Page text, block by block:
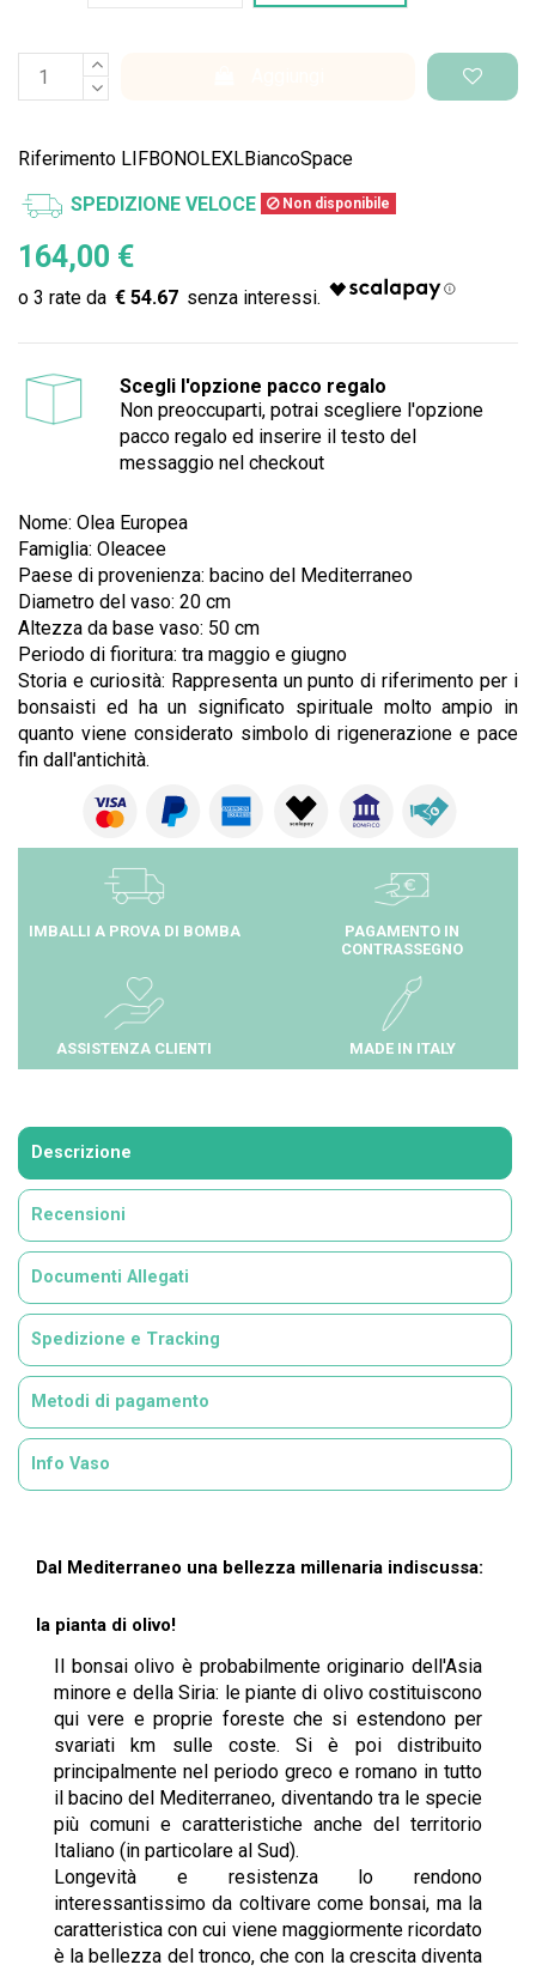
Riferimento LIFBONOLEXLBiancoSpace
SPEDIZIONE VELOCE Non disponibile
164,00 €
€ 54.67
Scegli l'opzione pacco regalo
Non preoccuparti, potrai scegliere l'opzione
pacco regalo ed inserire il testo del
messaggio nel checkout
Nome: Olea Europea
Famiglia: Oleacee
Paese di provenienza: bacino del Mediterraneo
Diametro del vaso: 20 cm
Altezza da base vaso: 50 cm
Periodo di fioritura: tra maggio e giugno
Storia e curiosità: Rappresenta un punto di riferimento per i
bonsaisti ed ha un significato spirituale molto ampio in
quanto viene considerato simbolo di rigenerazione e pace
fin dall'antichità.
IMBALLI A PROVA DI BOMBA
PAGAMENTO IN
CONTRASSEGNO
ASSISTENZA CLIENTI MADE IN ITALY
Descrizione
Recensioni
Documenti Allegati
Spedizione e Tracking
Metodi di pagamento
Info Vaso
Dal Mediterraneo una bellezza millenaria indiscussa:
la pianta di olivo!
Il bonsai olivo è probabilmente originario dell'Asia
minore e della Siria: le piante di olivo costituiscono
qui vere e proprie foreste che si estendono per
svariati km sulle coste. Si è poi distribuito
principalmente nel periodo greco e romano in tutto
il bacino del Mediterraneo, diventando tra le specie
più comuni e caratteristiche anche del territorio
Italiano (in particolare al Sud).
Longevità e resistenza lo rendono
interessantissimo da coltivare come bonsai, ma la
caratteristica con cui viene maggiormente ricordato
è la bellezza del tronco, che con la crescita diventa